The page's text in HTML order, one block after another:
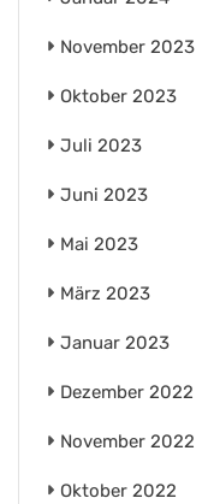
November 2023
Oktober 2023
Juli 2023
Juni 2023
Mai 2023
März 2023
Januar 2023
Dezember 2022
November 2022
Oktober 2022